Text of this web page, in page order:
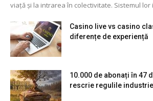
viață și la intrarea în colectivitate. Sistemul lor
Casino live vs casino
diferențe de experiență
10.000 de abonați în 47
rescrie regulile